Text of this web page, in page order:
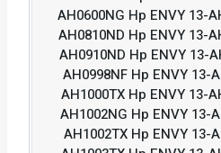
AH0600NG Hp ENVY 13-
AH0810ND Hp ENVY 13-
AH0910ND Hp ENVY 13-
AH0998NF Hp ENVY 13-
AH1000TX Hp ENVY 13-
AH1002NG Hp ENVY 13-
AH1002TX Hp ENVY 13-